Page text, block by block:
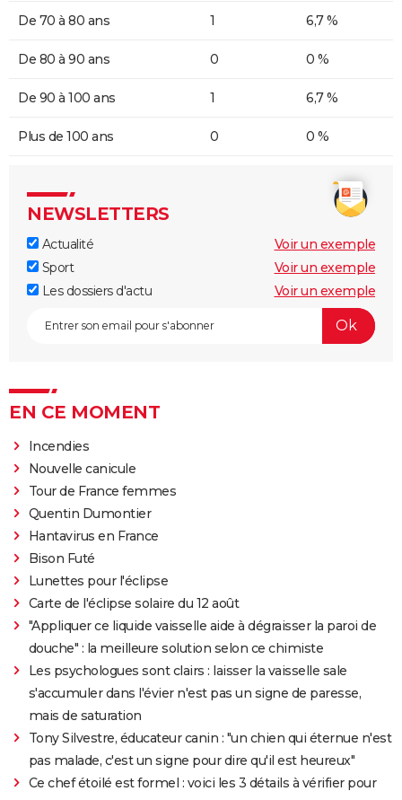
De 70 à 80 ans 1 6,7 %
De 80 à 90 ans 0 0 %
De 90 à 100 ans 1 6,7 %
Plus de 100 ans 0 0 %
NEWSLETTERS
Actualité
Voir un exemple
Sport
Voir un exemple
Les dossiers d'actu
Voir un exemple
EN CE MOMENT
Incendies
Nouvelle canicule
Tour de France femmes
Quentin Dumontier
Hantavirus en France
Bison Futé
Lunettes pour l'éclipse
Carte de l'éclipse solaire du 12 août
"Appliquer ce liquide vaisselle aide à dégraisser la paroi de
douche" : la meilleure solution selon ce chimiste
Les psychologues sont clairs : laisser la vaisselle sale
s'accumuler dans l'évier n'est pas un signe de paresse,
mais de saturation
Tony Silvestre, éducateur canin : "un chien qui éternue n'est
pas malade, c'est un signe pour dire qu'il est heureux"
Ce chef étoilé est formel : voici les 3 détails à vérifier pour